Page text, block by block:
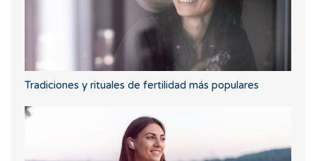
Tradiciones y rituales de fertilidad más populares